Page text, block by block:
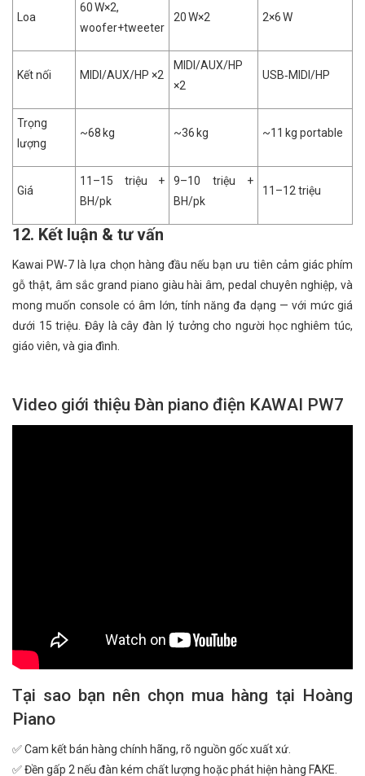
Loa
60 W×2,
woofer+tweeter
20 W×2 2×6 W
Kết nối MIDI/AUX/HP ×2
MIDI/AUX/HP
×2
USB‑MIDI/HP
Trọng
lượng
~68 kg ~36 kg ~11 kg portable
Giá
11–15 triệu +
BH/pk
9–10 triệu +
BH/pk
11–12 triệu
12. Kết luận & tư vấn
Kawai PW‑7 là lựa chọn hàng đầu nếu bạn ưu tiên cảm giác phím
gỗ thật, âm sắc grand piano giàu hài âm, pedal chuyên nghiệp, và
mong muốn console có âm lớn, tính năng đa dạng — với mức giá
dưới 15 triệu. Đây là cây đàn lý tưởng cho người học nghiêm túc,
giáo viên, và gia đình.
Video giới thiệu Đàn piano điện KAWAI PW7
Tại sao bạn nên chọn mua hàng tại Hoàng
Piano
✅ Cam kết bán hàng chính hãng, rõ nguồn gốc xuất xứ.
✅ Đền gấp 2 nếu đàn kém chất lượng hoặc phát hiện hàng FAKE.